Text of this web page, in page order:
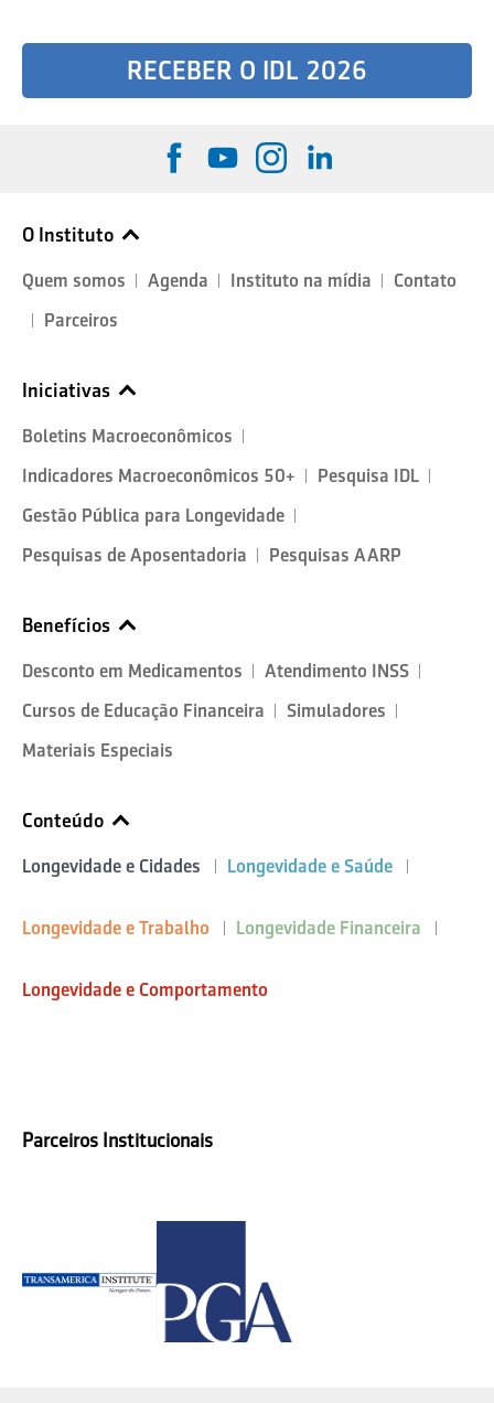
RECEBER O IDL 2026
O Instituto
Quem somos Agenda Instituto na mídia
Contato
Parceiros
Iniciativas
Boletins Macroeconômicos
Indicadores Macroeconômicos 50+
Pesquisa IDL
Gestão Pública para Longevidade
Pesquisas de Aposentadoria
Pesquisas AARP
Benefícios
Desconto em Medicamentos
Atendimento INSS
Cursos de Educação Financeira
Simuladores
Materiais Especiais
Conteúdo
Longevidade e Cidades Longevidade e Saúde
Longevidade e Trabalho Longevidade Financeira
Longevidade e Comportamento
Parceiros Institucionais